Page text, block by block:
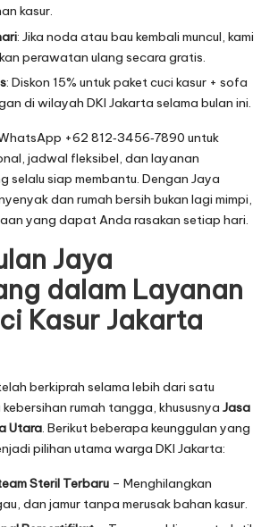
kasur.
: Jika noda atau bau kembali muncul, kami
perawatan ulang secara gratis.
: Diskon 15% untuk paket cuci kasur + sofa
di wilayah DKI Jakarta selama bulan ini.
+62 812‑3456‑7890 untuk
jadwal fleksibel, dan layanan
selalu siap membantu. Dengan Jaya
dan rumah bersih bukan lagi mimpi,
yang dapat Anda rasakan setiap hari.
Jaya
dalam Layanan
Kasur Jakarta
berkiprah selama lebih dari satu
rumah tangga, khususnya Jasa
Utara. Berikut beberapa keunggulan yang
pilihan utama warga DKI Jakarta:
Steril Terbaru – Menghilangkan
dan jamur tanpa merusak bahan kasur.